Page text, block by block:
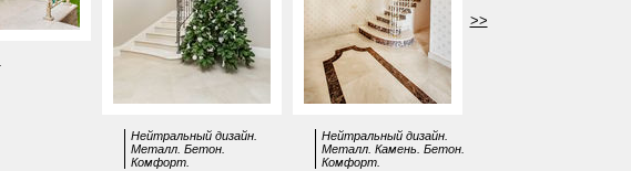
Нейтральный дизайн.
Металл. Бетон.
Комфорт.
Нейтральный дизайн.
Металл. Камень. Бетон.
Комфорт.
>>